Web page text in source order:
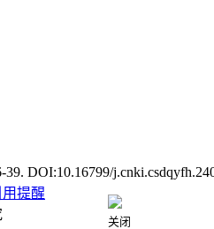
39. DOI:10.16799/
用提醒